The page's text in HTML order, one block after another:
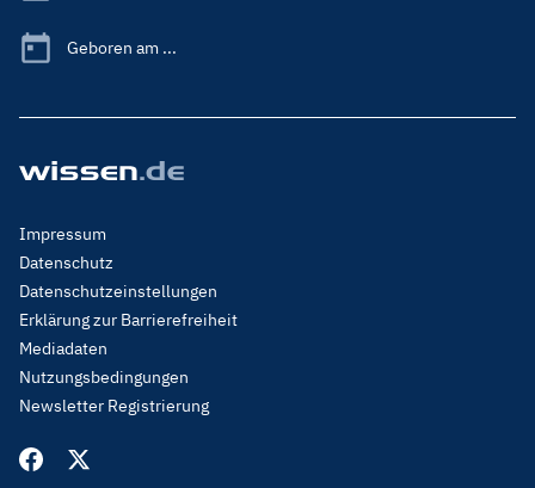
Geboren am ...
Footer
Menu
Legal
Impressum
Datenschutz
Datenschutzeinstellungen
Erklärung zur Barrierefreiheit
Mediadaten
Nutzungsbedingungen
Newsletter Registrierung